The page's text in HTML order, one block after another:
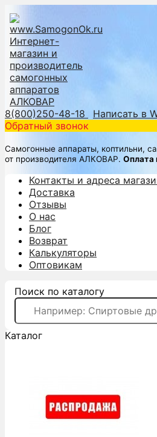
8(800)250-48-18
Написать в
Обратный звонок
Самогонные аппараты, коптильни,
от производителя АЛКОВАР. Оплата
Контакты и адреса
Доставка
Отзывы
О нас
Блог
Возврат
Калькуляторы
Оптовикам
Поиск по каталогу
Каталог